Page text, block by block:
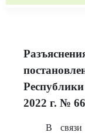
2022 г. №
В